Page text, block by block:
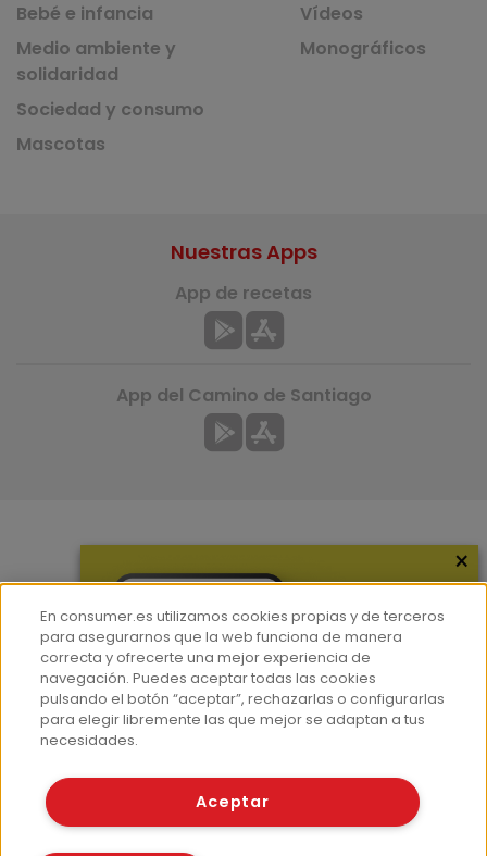
Bebé e infancia
Medio ambiente y
solidaridad
Sociedad y consumo
Mascotas
Vídeos
Monográficos
Hemeroteca
Contacto
Prensa
Corpus Lingüístico Consumer
Nuestras Apps
App de recetas
App del Camino de Santiago
© Fundación EROSKI
Políticas de cookies
×
En consumer.es utilizamos cookies propias y de terceros
para asegurarnos que la web funciona de manera
correcta y ofrecerte una mejor experiencia de
navegación. Puedes aceptar todas las cookies
pulsando el botón “aceptar”, rechazarlas o configurarlas
para elegir libremente las que mejor se adaptan a tus
necesidades.
Aceptar